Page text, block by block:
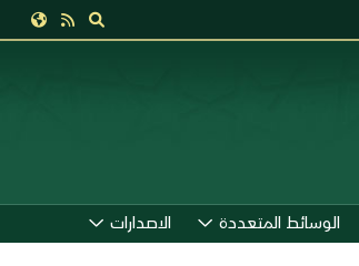
الوسائط المتعددة الاصدارات